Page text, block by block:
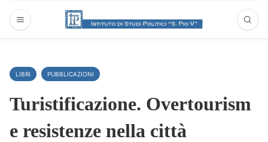
LIBRI PUBBLICAZIONI
Turistificazione. Overtourism
e resistenze nella città